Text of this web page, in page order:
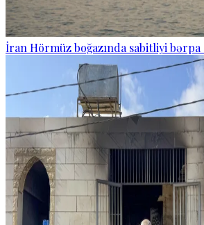
İran Hörmüz boğazında sabitliyi bərpa